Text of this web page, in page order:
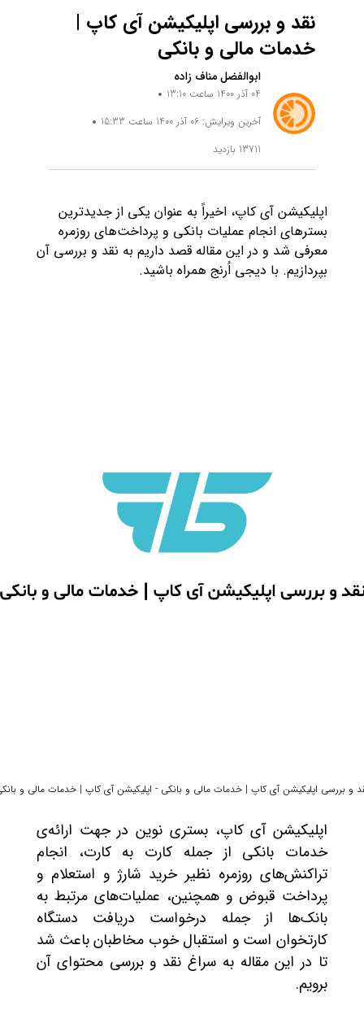
نقد و بررسی اپلیکیشن آی کاپ |
خدمات مالی و بانکی
ابوالفضل مناف زاده
04 آذر 1400 ساعت 13:10
آخرین ویرایش: 06 آذر 1400 ساعت 15:33
13711 بازدید
اپلیکیشن آی کاپ، اخیراً به عنوان یکی از جدیدترین
بسترهای انجام عملیات بانکی و پرداخت‌های روزمره
معرفی شد و در این مقاله قصد داریم به نقد و بررسی آن
بپردازیم. با دیجی اُرنج همراه باشید.
و بررسی اپلیکیشن آی کاپ | خدمات مالی و بانکی - اپلیکیشن آی کاپ | خدمات مالی و
اپلیکیشن آی کاپ، بستری نوین در جهت ارائه‌ی
خدمات بانکی از جمله کارت به کارت، انجام
تراکنش‌های روزمره نظیر خرید شارژ و استعلام و
پرداخت قبوض و همچنین، عملیات‌های مرتبط به
بانک‌ها از جمله درخواست دریافت دستگاه
کارتخوان است و استقبال خوب مخاطبان باعث شد
تا در این مقاله به سراغ نقد و بررسی محتوای آن
برویم.